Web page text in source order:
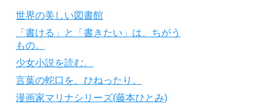
世界の美しい図書館
「書ける」と「書きたい」は、ちがう
もの。
少女小説を読む。
言葉の蛇口を、ひねったり。
漫画家マリナシリーズ(藤本ひとみ)